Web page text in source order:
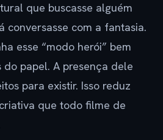
que buscasse alguém
conversasse com a fantasia.
esse “modo herói” bem
do papel. A presença dele
para existir. Isso reduz
que todo filme de